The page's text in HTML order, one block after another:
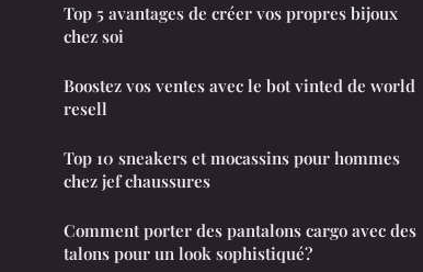
Top 5 avantages de créer vos propres bijoux
chez soi
Boostez vos ventes avec le bot vinted de world
resell
Top 10 sneakers et mocassins pour hommes
chez jef chaussures
Comment porter des pantalons cargo avec des
talons pour un look sophistiqué?